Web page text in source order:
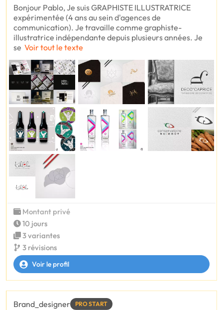
Bonjour Pablo, Je suis GRAPHISTE ILLUSTRATRICE
expérimentée (4 ans au sein d'agences de
communication). Je travaille comme graphiste-
illustratrice indépendante depuis plusieurs années. Je
se Voir tout le texte
Montant privé
10 jours
3 variantes
3 révisions
Voir le profil
Brand_designer PRO START